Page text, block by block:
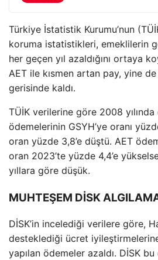
Türkiye İstatistik Kurumu’nun
koruma istatistikleri, emeklilerin
her geçen yıl azaldığını ortaya
AET ile kısmen artan pay, yine de
gerisinde kaldı.
TÜİK verilerine göre 2008 yılında
ödemelerinin GSYH’ye oranı
oran yüzde 3,8’e düştü. AET
oran 2023’te yüzde 4,4’e
yıllara göre düşük.
MUHTEŞEM DİSK
DİSK’in incelediği verilere göre,
desteklediği ücret
yapılan ödemeler azaldı. DİSK